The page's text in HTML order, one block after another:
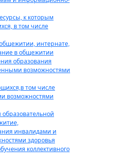
к которым
в том числе
интернате,
в общежитии
образования
возможностями
том числе
возможностями
инвалидами и
здоровья
коллективного